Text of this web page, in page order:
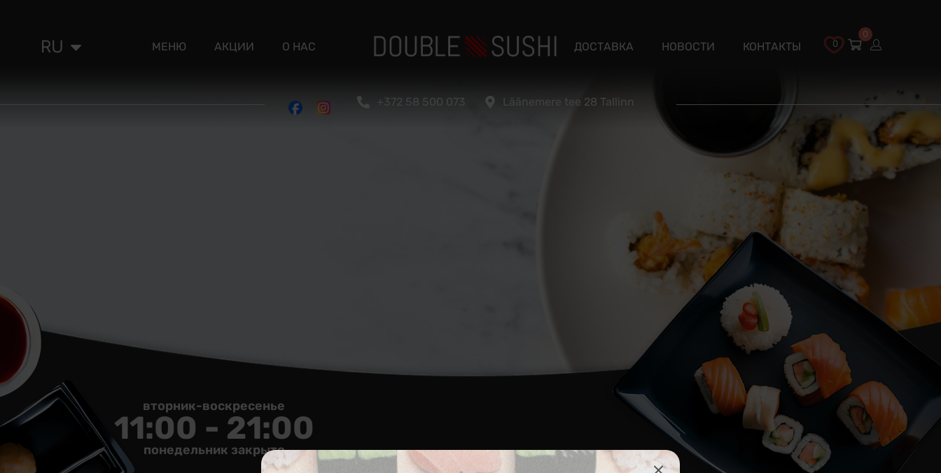
RU
ET МЕНЮ АКЦИИ О НАС ДОСТАВКА НОВОСТИ КОНТАКТЫ 0
0
+372 58 500 073 Läänemere tee 28 Tallinn
вторник-воскресенье
11:00 - 21:00
понедельник закрыто